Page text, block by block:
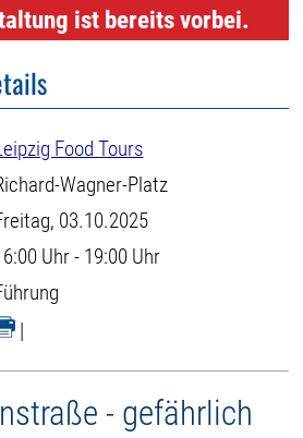
ist bereits vorbei.
Food Tours
Wagner-Platz
03.10.2025
Uhr - 19:00 Uhr
|
- gefährlich